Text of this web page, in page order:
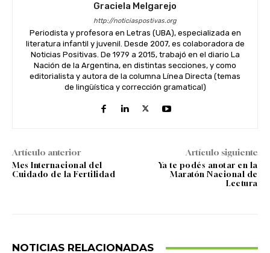
Graciela Melgarejo
http://noticiaspostivas.org
Periodista y profesora en Letras (UBA), especializada en
literatura infantil y juvenil. Desde 2007, es colaboradora de
Noticias Positivas. De 1979 a 2015, trabajó en el diario La
Nación de la Argentina, en distintas secciones, y como
editorialista y autora de la columna Línea Directa (temas
de lingüística y corrección gramatical)
Artículo anterior
Mes Internacional del
Cuidado de la Fertilidad
Artículo siguiente
Ya te podés anotar en la
Maratón Nacional de
Lectura
NOTICIAS RELACIONADAS